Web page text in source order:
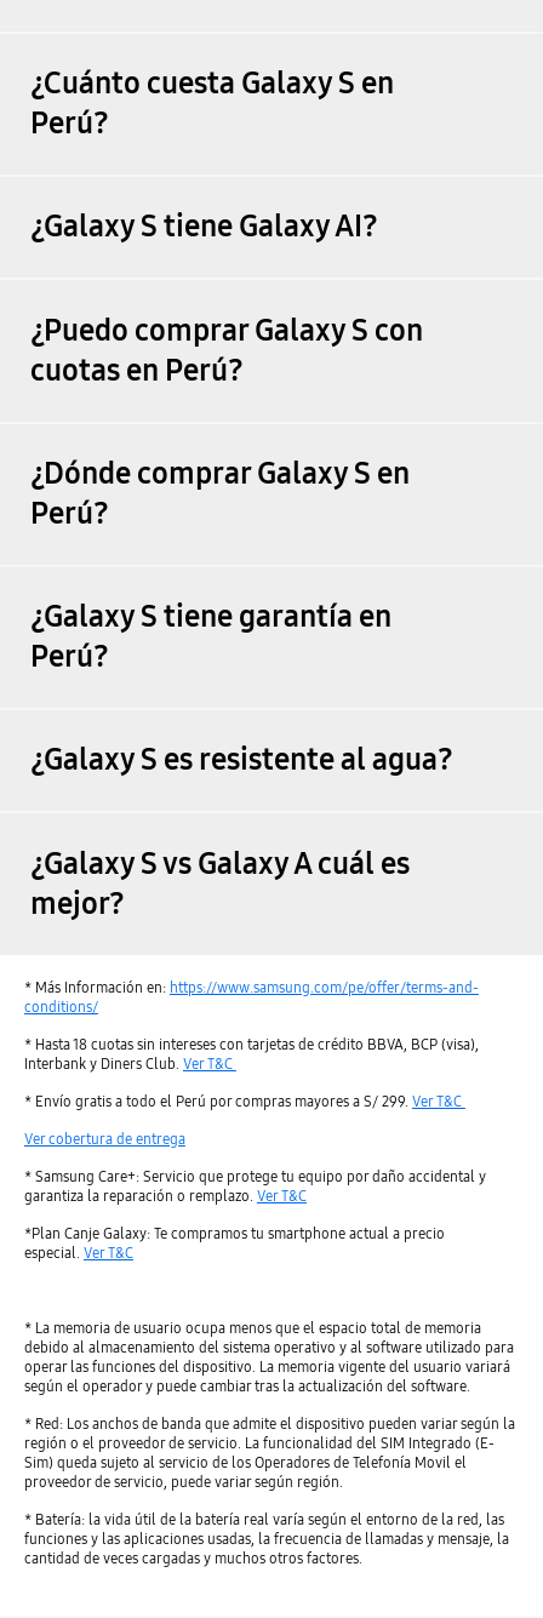
¿Cuánto cuesta Galaxy S en
Perú?
¿Galaxy S tiene Galaxy AI?
¿Puedo comprar Galaxy S con
cuotas en Perú?
¿Dónde comprar Galaxy S en
Perú?
¿Galaxy S tiene garantía en
Perú?
¿Galaxy S es resistente al agua?
¿Galaxy S vs Galaxy A cuál es
mejor?
* Más Información en: https://www.samsung.com/pe/offer/terms-and-
conditions/
* Hasta 18 cuotas sin intereses con tarjetas de crédito BBVA, BCP (visa),
Interbank y Diners Club. Ver T&C
* Envío gratis a todo el Perú por compras mayores a S/ 299. Ver T&C
Ver cobertura de entrega
* Samsung Care+: Servicio que protege tu equipo por daño accidental y
garantiza la reparación o remplazo. Ver T&C
*Plan Canje Galaxy: Te compramos tu smartphone actual a precio
especial. Ver T&C
* La memoria de usuario ocupa menos que el espacio total de memoria
debido al almacenamiento del sistema operativo y al software utilizado para
operar las funciones del dispositivo. La memoria vigente del usuario variará
según el operador y puede cambiar tras la actualización del software.
* Red: Los anchos de banda que admite el dispositivo pueden variar según la
región o el proveedor de servicio. La funcionalidad del SIM Integrado (E-
Sim) queda sujeto al servicio de los Operadores de Telefonía Movil el
proveedor de servicio, puede variar según región.
* Batería: la vida útil de la batería real varía según el entorno de la red, las
funciones y las aplicaciones usadas, la frecuencia de llamadas y mensaje, la
cantidad de veces cargadas y muchos otros factores.